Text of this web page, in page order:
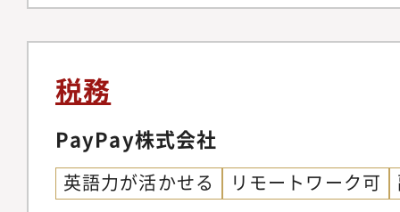
など株式報酬に関す
スアップを伴う給与
日投資の際の国内法
サルティング業務を
ンストップでの税務
提供します。補足：
（日系大規模法人、
税務
PayPay株式会社
英語力が活かせる リモートワーク可